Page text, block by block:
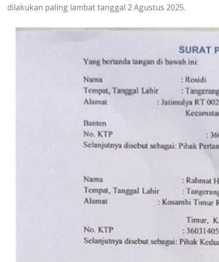
dilakukan paling lambat tanggal 2 Agustus 2025.